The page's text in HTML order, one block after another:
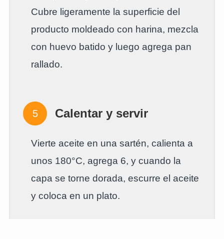
Cubre ligeramente la superficie del
producto moldeado con harina, mezcla
con huevo batido y luego agrega pan
rallado.
Calentar y servir
Vierte aceite en una sartén, calienta a
unos 180°C, agrega 6, y cuando la
capa se torne dorada, escurre el aceite
y coloca en un plato.